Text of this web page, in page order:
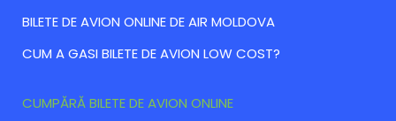
BILETE DE AVION ONLINE DE AIR MOLDOVA
CUM A GASI BILETE DE AVION LOW COST?
CUMPĂRĂ BILETE DE AVION ONLINE